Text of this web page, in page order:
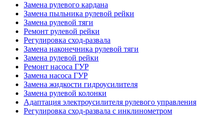
Замена рулевого кардана
Замена пыльника рулевой рейки
Замена рулевой тяги
Ремонт рулевой рейки
Регулировка сход-развала
Замена наконечника рулевой тяги
Замена рулевой рейки
Ремонт насоса ГУР
Замена насоса ГУР
Замена жидкости гидроусилителя
Замена рулевой колонки
Адаптация электроусилителя рулевого управления
Регулировка сход-развала с инклинометром